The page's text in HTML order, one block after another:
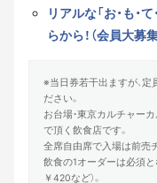
リアルな「お・も・
らから！（会員大募
※当日券若干出ますが、定
ださい。
お台場・東京カルチャー
で頂く飲食店です。
全席自由席で入場は前売
飲食の1オーダーは必須と
￥420など）。